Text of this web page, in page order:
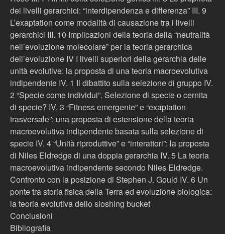
dei livelli gerarchici: “interdipendenza e differenza” III. 9
L’exaptation come modalità di causazione tra i livelli
gerarchici III. 10 Implicazioni della teoria della “neutralità
nell’evoluzione molecolare” per la teoria gerarchica
dell’evoluzione IV I livelli superiori della gerarchia delle
unità evolutive: la proposta di una teoria macroevolutiva
indipendente IV. 1 Il dibattito sulla selezione di gruppo IV.
2 “Specie come individui”. Selezione di specie o cernita
di specie? IV. 3 “Fitness emergente” e “exaptation
trasversale”: una proposta di estensione della teoria
macroevolutiva indipendente basata sulla selezione di
specie IV. 4 “Unità riproduttive” e “interattori”: la proposta
di Niles Eldredge di una doppia gerarchia IV. 5 La teoria
macroevolutiva indipendente secondo Niles Eldredge.
Confronto con la posizione di Stephen J. Gould IV. 6 Un
ponte tra storia fisica della Terra ed evoluzione biologica:
la teoria evolutiva dello sloshing bucket
Conclusioni
Bibliografia